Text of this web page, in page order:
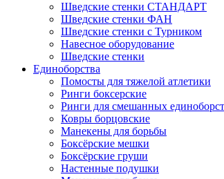
Шведские стенки СТАНДАРТ
Шведские стенки ФАН
Шведские стенки с Турником
Навесное оборудование
Шведские стенки
Единоборства
Помосты для тяжелой атлетики
Ринги боксерские
Ринги для смешанных
Ковры борцовские
Манекены для борьбы
Боксёрские мешки
Боксёрские груши
Настенные подушки